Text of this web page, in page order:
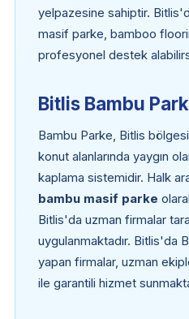
yelpazesine sahiptir.
masif parke, bamboo
profesyonel destek
Bitlis Bambu
Bambu Parke, Bitlis
konut alanlarında yaygın
kaplama sistemidir. Halk
bambu masif parke
Bitlis'da uzman firmalar
uygulanmaktadır. Bitlis'da
yapan firmalar, uzman
ile garantili hizmet